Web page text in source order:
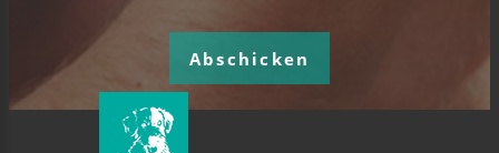
Abschicken